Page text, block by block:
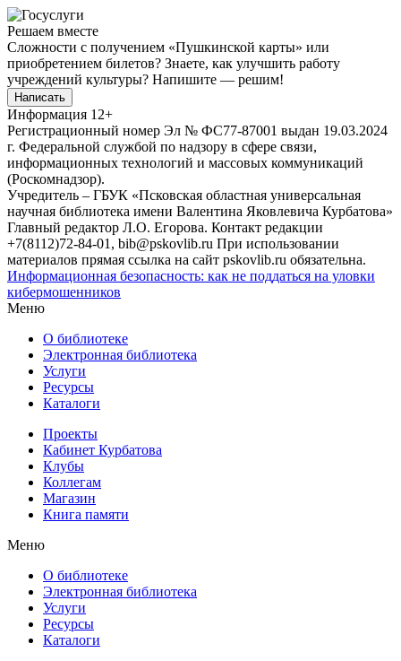
Решаем вместе
Сложности с получением «Пушкинской карты» или
приобретением билетов? Знаете, как улучшить работу
учреждений культуры? Напишите — решим!
Написать
Информация 12+
Регистрационный номер Эл № ФС77-87001 выдан 19.03.2024
г. Федеральной службой по надзору в сфере связи,
информационных технологий и массовых коммуникаций
(Роскомнадзор).
Учредитель – ГБУК «Псковская областная универсальная
научная библиотека имени Валентина Яковлевича Курбатова»
Главный редактор Л.О. Егорова. Контакт редакции
+7(8112)72-84-01, bib@pskovlib.ru При использовании
материалов прямая ссылка на сайт pskovlib.ru обязательна.
Информационная безопасность: как не поддаться на уловки
кибермошенников
Меню
О библиотеке
Электронная библиотека
Услуги
Ресурсы
Каталоги
Проекты
Кабинет Курбатова
Клубы
Коллегам
Магазин
Книга памяти
Меню
О библиотеке
Электронная библиотека
Услуги
Ресурсы
Каталоги